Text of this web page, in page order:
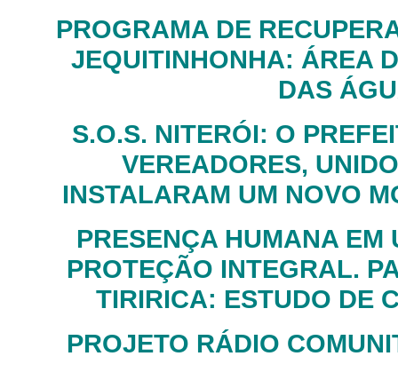
PROGRAMA DE
JEQUITINHONHA: ÁREA
DAS
S.O.S. NITERÓI: O
VEREADORES,
INSTALARAM UM NOVO
PRESENÇA HUMANA EM
PROTEÇÃO INTEGRAL.
TIRIRICA: ESTUDO DE
PROJETO RÁDIO